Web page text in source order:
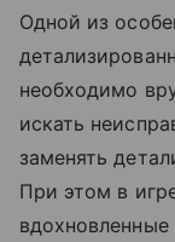
Одной из
необходимо
искать
заменять
При этом в
вдохновленные